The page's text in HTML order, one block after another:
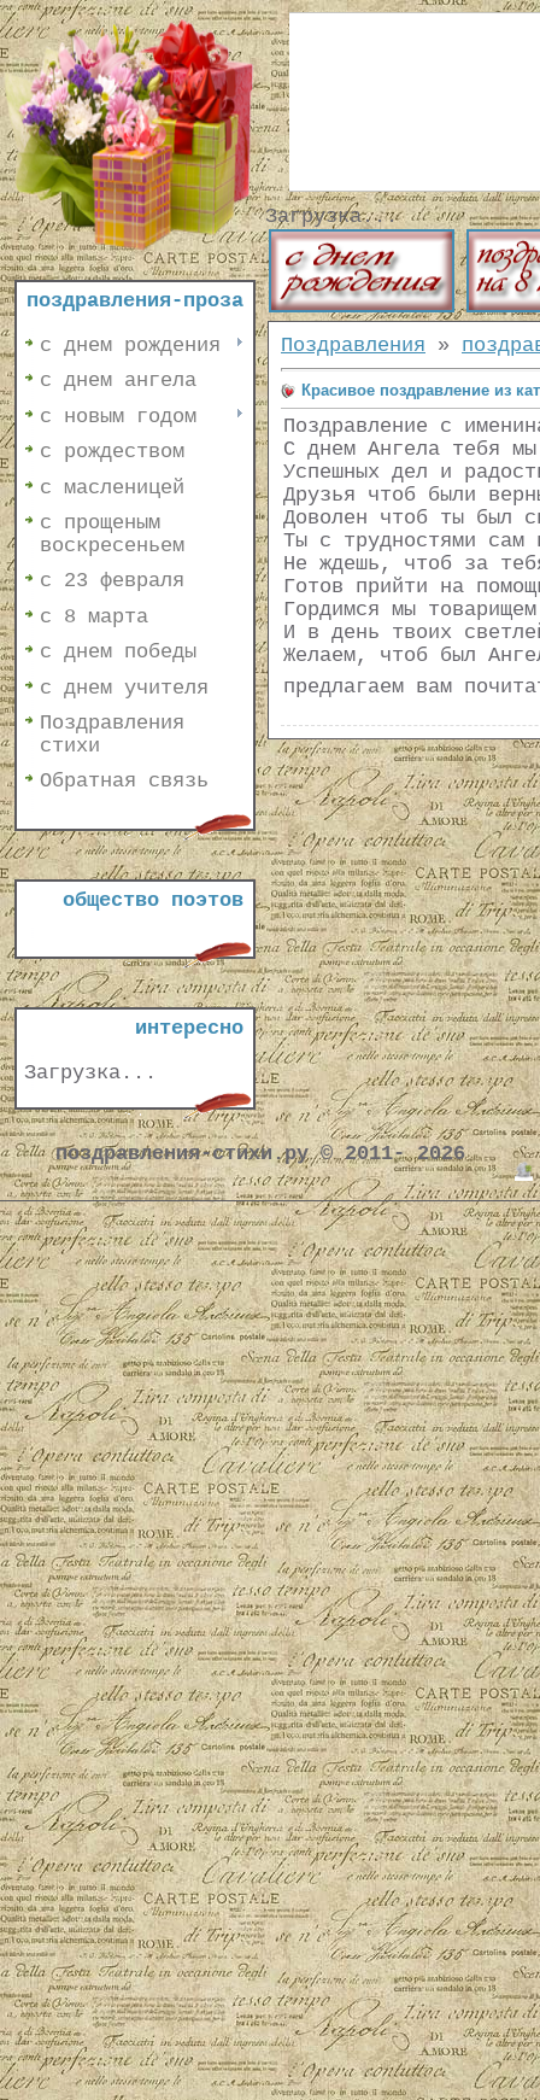
поздравления-проза
с днем рождения
с днем ангела
с новым годом
с рождеством
с масленицей
с прощеным
воскресеньем
с 23 февраля
с 8 марта
с днем победы
с днем учителя
Поздравления
стихи
Обратная связь
общество поэтов
интересно
Загрузка...
Загрузка...
Поздравления »
Красивое поздравление из
Поздравление с
С днем Ангела тебя
Успешных дел и
Друзья чтоб были
Доволен чтоб ты был
Ты с трудностями сам
Не ждешь, чтоб за
Готов прийти на
Гордимся мы
И в день твоих
Желаем, чтоб был
предлагаем вам
поздравления-стихи.ру © 2011- 2026